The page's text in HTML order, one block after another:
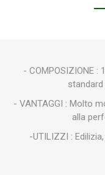
- COMPOSIZIONE
- VANTAGGI : Molto
alla
-UTILIZZI :